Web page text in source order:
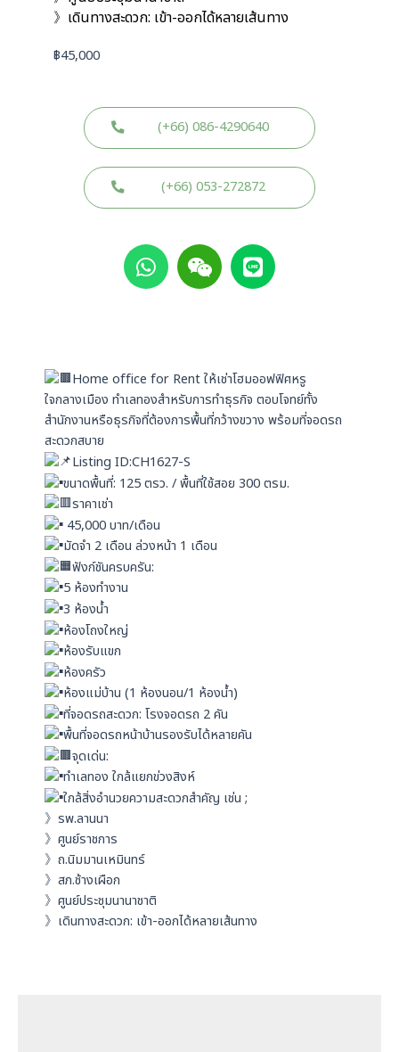
》เดินทางสะดวก: เข้า-ออกได้หลายเส้นทาง
฿45,000
(+66) 086-4290640
(+66) 053-272872
W
h
a
p
p
W
e
i
L
i
n
Home office for Rent ให้เช่าโฮมออฟฟิศหรู
ใจกลางเมือง ทำเลทองสำหรับการทำธุรกิจ ตอบโจทย์ทั้ง
สำนักงานหรือธุรกิจที่ต้องการพื้นที่กว้างขวาง พร้อมที่จอดรถ
สะดวกสบาย
Listing ID:CH1627-S
ขนาดพื้นที่: 125 ตรว. / พื้นที่ใช้สอย 300 ตรม.
ราคาเช่า
45,000 บาท/เดือน
มัดจำ 2 เดือน ล่วงหน้า 1 เดือน
ฟังก์ชันครบครัน:
5 ห้องทำงาน
3 ห้องน้ำ
ห้องโถงใหญ่
ห้องรับแขก
ห้องครัว
ห้องแม่บ้าน (1 ห้องนอน/1 ห้องน้ำ)
ที่จอดรถสะดวก: โรงจอดรถ 2 คัน
พื้นที่จอดรถหน้าบ้านรองรับได้หลายคัน
จุดเด่น:
ทำเลทอง ใกล้แยกข่วงสิงห์
ใกล้สิ่งอำนวยความสะดวกสำคัญ เช่น ;
》รพ.ลานนา
》ศูนย์ราชการ
》ถ.นิมมานเหมินทร์
》สภ.ช้างเผือก
》ศูนย์ประชุมนานาชาติ
》เดินทางสะดวก: เข้า-ออกได้หลายเส้นทาง